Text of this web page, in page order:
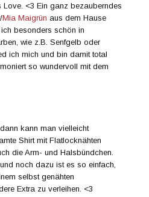
Love. <3 Ein ganz bezauberndes
Mia Maigrün aus dem Hause
besonders schön in
wie z.B. Senfgelb oder
ich mich und bin damit total
so wundervoll mit dem
kann man vielleicht
Shirt mit Flatlocknähten
die Arm- und Halsbündchen.
noch dazu ist es so einfach,
selbst genähten
Extra zu verleihen. <3